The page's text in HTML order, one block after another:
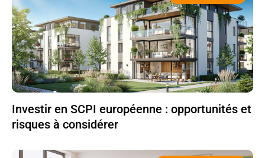
Investir en SCPI européenne : opportunités et
risques à considérer